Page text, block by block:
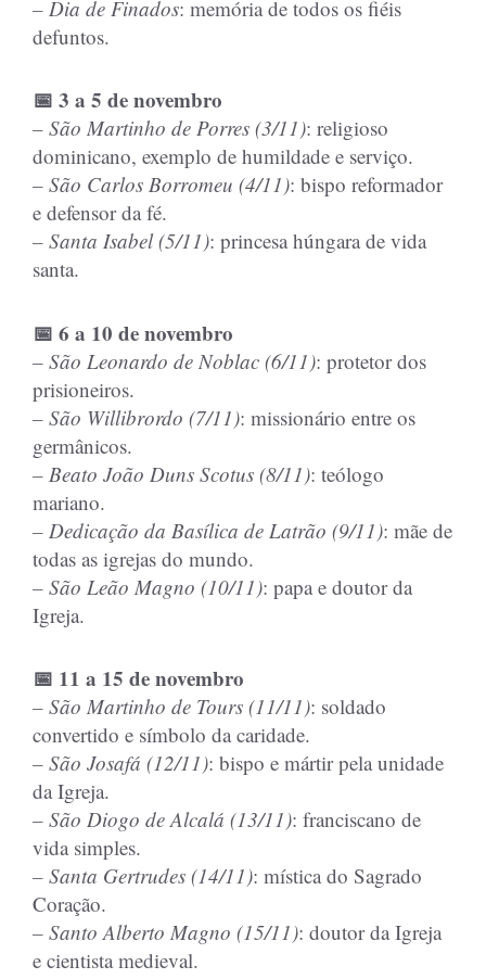
– Dia de Finados: memória de todos os fiéis
defuntos.
📅 3 a 5 de novembro
– São Martinho de Porres (3/11): religioso
dominicano, exemplo de humildade e serviço.
– São Carlos Borromeu (4/11): bispo reformador
e defensor da fé.
– Santa Isabel (5/11): princesa húngara de vida
santa.
📅 6 a 10 de novembro
– São Leonardo de Noblac (6/11): protetor dos
prisioneiros.
– São Willibrordo (7/11): missionário entre os
germânicos.
– Beato João Duns Scotus (8/11): teólogo
mariano.
– Dedicação da Basílica de Latrão (9/11): mãe de
todas as igrejas do mundo.
– São Leão Magno (10/11): papa e doutor da
Igreja.
📅 11 a 15 de novembro
– São Martinho de Tours (11/11): soldado
convertido e símbolo da caridade.
– São Josafá (12/11): bispo e mártir pela unidade
da Igreja.
– São Diogo de Alcalá (13/11): franciscano de
vida simples.
– Santa Gertrudes (14/11): mística do Sagrado
Coração.
– Santo Alberto Magno (15/11): doutor da Igreja
e cientista medieval.